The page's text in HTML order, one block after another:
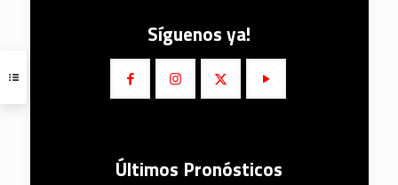
Síguenos ya!
Últimos Pronósticos